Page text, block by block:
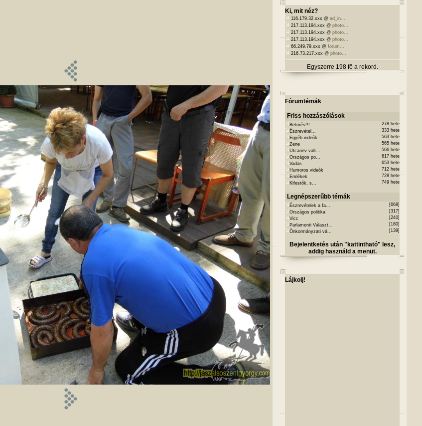
Ki, mit néz?
116.179.32.xxx @ ad_in...
217.113.194.xxx @ photo...
217.113.194.xxx @ photo...
217.113.194.xxx @ photo...
66.249.79.xxx @ forum...
216.73.217.xxx @ photo...
Egyszerre 198 fő a rekord.
Fórumtémák
Friss hozzászólások
Betörés!!!
278 hete
Észrevétel...
333 hete
Egyéb videók
563 hete
Zene
565 hete
Utcanev valt...
566 hete
Országos po...
617 hete
Vadas
653 hete
Humoros videók
712 hete
Emlékek
728 hete
Kifestõk, s...
749 hete
Legnépszerűbb témák
Észrevételek a fa...
[668]
Országos politika
[317]
Vicc
[240]
Parlamenti Választ...
[180]
Önkormányzati vá...
[139]
Bejelentketés után "kattintható" lesz,
addig használd a menüt.
Lájkolj!